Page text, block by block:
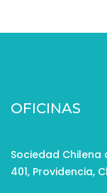
OFICINAS
Sociedad Chilena
401, Providencia,